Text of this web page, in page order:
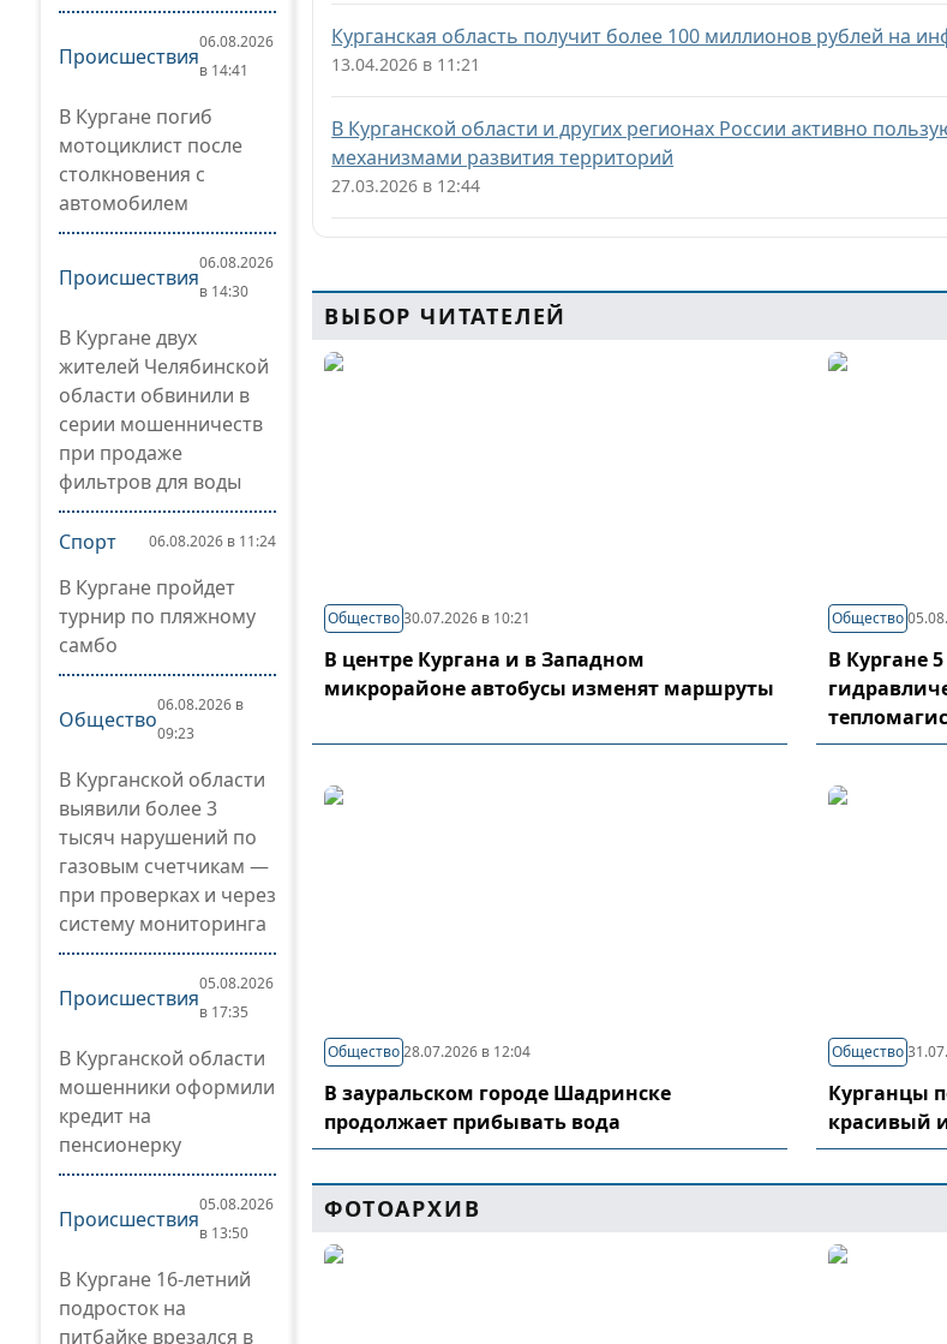
Происшествия
06.08.2026
в 14:41
В Кургане погиб
мотоциклист после
столкновения с
автомобилем
Происшествия
06.08.2026
в 14:30
В Кургане двух
жителей Челябинской
области обвинили в
серии мошенничеств
при продаже
фильтров для воды
Спорт 06.08.2026 в 11:24
В Кургане пройдет
турнир по пляжному
самбо
Общество
06.08.2026 в
09:23
В Курганской области
выявили более 3
тысяч нарушений по
газовым счетчикам —
при проверках и через
систему мониторинга
Происшествия
05.08.2026
в 17:35
В Курганской области
мошенники оформили
кредит на
пенсионерку
Происшествия
05.08.2026
в 13:50
В Кургане 16-летний
подросток на
питбайке врезался в
Курганская область получит более 100 миллионов рублей на
13.04.2026 в 11:21
В Курганской области и других регионах России активно
механизмами развития территорий
27.03.2026 в 12:44
ВЫБОР ЧИТАТЕЛЕЙ
Общество30.07.2026 в 10:21
В центре Кургана и в Западном
микрорайоне автобусы изменят маршруты
Общество
В Кургане
Общество28.07.2026 в 12:04
В зауральском городе Шадринске
продолжает прибывать вода
Общество
Курганцы
красивый
ФОТОАРХИВ